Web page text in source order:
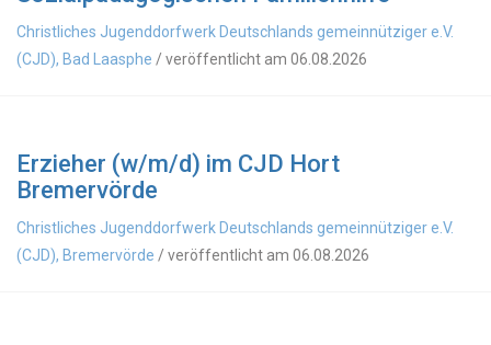
Christliches Jugenddorfwerk Deutschlands gemeinnütziger e.V.
(CJD), Bad Laasphe / veröffentlicht am 06.08.2026
Erzieher (w/m/d) im CJD Hort
Bremervörde
Christliches Jugenddorfwerk Deutschlands gemeinnütziger e.V.
(CJD), Bremervörde / veröffentlicht am 06.08.2026